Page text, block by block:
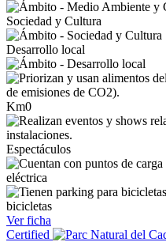
Sociedad y Cultura
Desarrollo local
Km0
Espectáculos
eléctrica
bicicletas
Ver ficha
Certified